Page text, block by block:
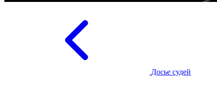
Досье судей